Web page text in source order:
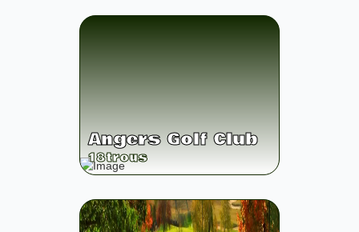
Angers Golf Club
18trous